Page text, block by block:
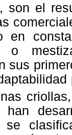
son el
en
o
sus
se